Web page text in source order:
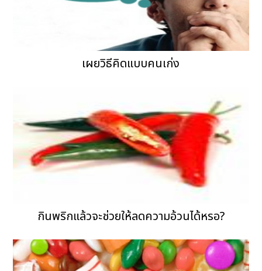
เผยวิธีคิดแบบคนเก่ง
กินพริกแล้วจะช่วยให้ลดความอ้วนได้หรอ?